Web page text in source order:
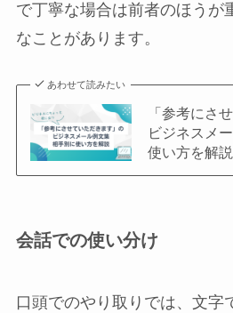
で丁寧な場合は前者のほうが
なことがあります。
あわせて読みたい
「参考にさ
ビジネスメ
使い方を解説
会話での使い分け
口頭でのやり取りでは、文字